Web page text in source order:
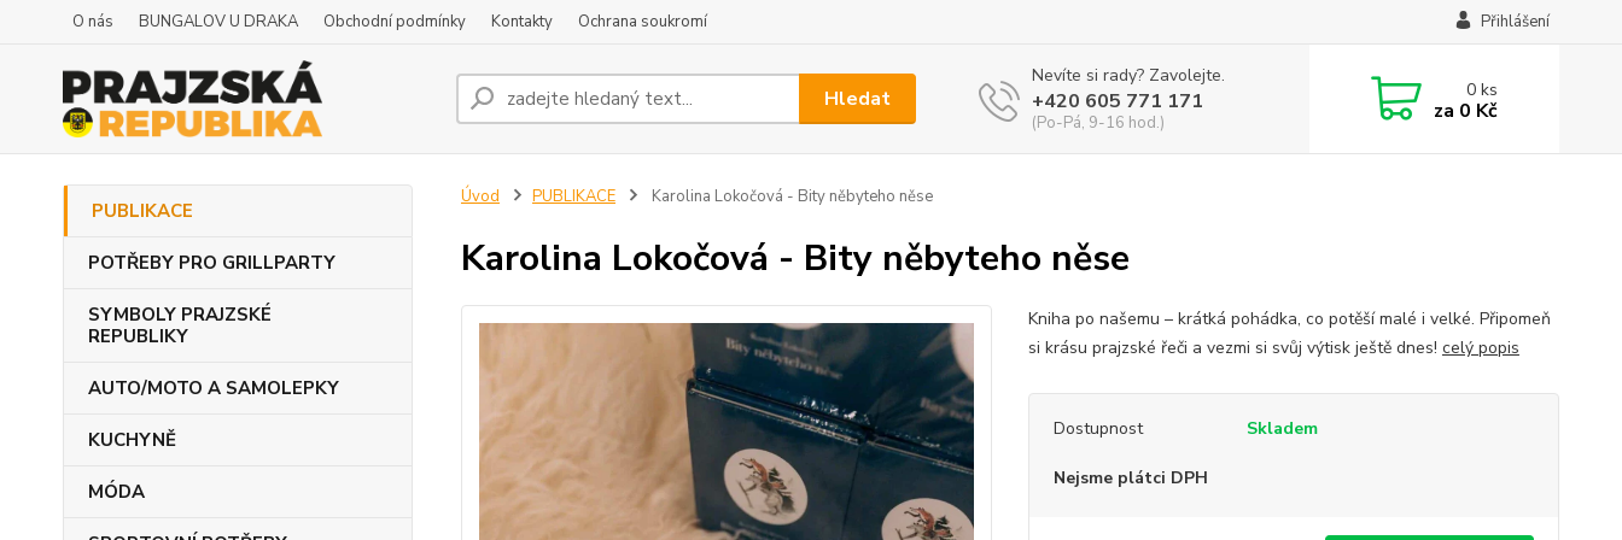
O nás BUNGALOV U DRAKA Obchodní podmínky Kontakty Ochrana soukromí Přihlášení
Hledat
Nevíte si rady? Zavolejte.
+420 605 771 171
(Po-Pá, 9-16 hod.)
0ks
za 0 Kč
PUBLIKACE
POTŘEBY PRO GRILLPARTY
SYMBOLY PRAJZSKÉ
REPUBLIKY
AUTO/MOTO A SAMOLEPKY
KUCHYNĚ
MÓDA
Úvod PUBLIKACE Karolina Lokočová - Bity něbyteho něse
Karolina Lokočová - Bity něbyteho něse
Kniha po našemu – krátká pohádka, co potěší malé i velké. Připomeň
si krásu prajzské řeči a vezmi si svůj výtisk ještě dnes! celý popis
Dostupnost Skladem
Nejsme plátci DPH